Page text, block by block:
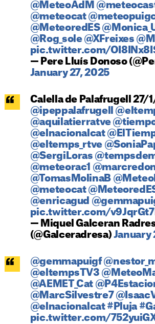
@MeteoAdM
@meteocat
@MeteoredES
@Rog_sole @XFreixes
pic.twitter.com/
— Pere Lluís Donoso
January 27, 2025
Calella de Palafrugell 27/
@ipeppalafrugell
@aquilatierratve
@elnacionalcat
@eltemps_rtve
@SergiLoras
@meteorac1
@TomasMolinaB
@meteocat
@enricagud
pic.twitter.com/
— Miquel Galceran
(@Galceradresa) January
@gemmapuigf
@eltempsTV3
@AEMET_Cat
@MarcSilvestre7
@elnacionalcat #Pluja
pic.twitter.com/